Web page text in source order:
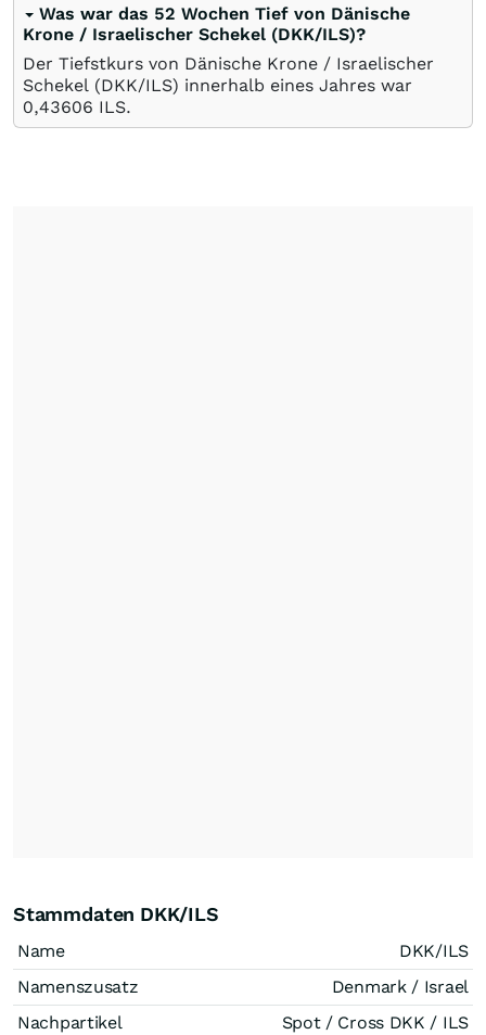
Was war das 52 Wochen Tief von Dänische
Krone / Israelischer Schekel (DKK/ILS)?
Der Tiefstkurs von Dänische Krone / Israelischer
Schekel (DKK/ILS) innerhalb eines Jahres war
0,43606 ILS.
Stammdaten DKK/ILS
Name
DKK/ILS
Namenszusatz
Denmark / Israel
Nachpartikel
Spot / Cross DKK / ILS